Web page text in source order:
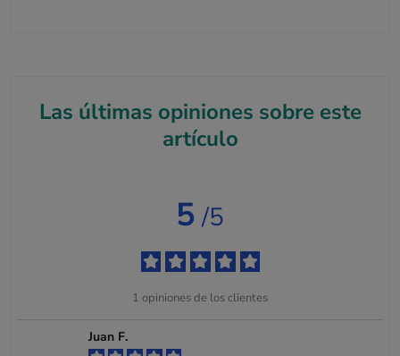
Las últimas opiniones sobre este
artículo
5 /5
1 opiniones de los clientes
Juan F.